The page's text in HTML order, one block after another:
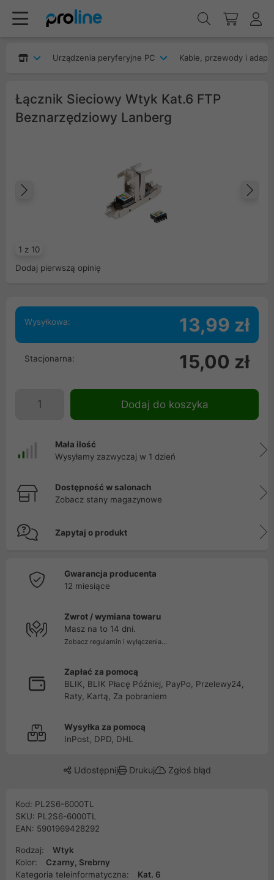
Urządzenia peryferyjne PC Kable, przewody i
Łącznik Sieciowy Wtyk Kat.6 FTP
Beznarzędziowy Lanberg
1 z 10
Poprzedni
Dodaj pierwszą opinię
Wysyłkowa: 13,99 zł
Stacjonarna: 15,00 zł
Dodaj do koszyka
Mała ilość
Wysyłamy zazwyczaj w 1 dzień
Dostępność w salonach
Zobacz stany magazynowe
Zapytaj o produkt
Gwarancja producenta
12 miesiące
Zwrot / wymiana towaru
Masz na to 14 dni.
Zobacz regulamin i wyłączenia...
Zapłać za pomocą
BLIK, BLIK Płacę Później, PayPo, Przelewy24,
Raty, Kartą, Za pobraniem
Wysyłka za pomocą
InPost, DPD, DHL
Udostępnij Drukuj Zgłoś błąd
Kod: PL2S6-6000TL
SKU: PL2S6-6000TL
EAN: 5901969428292
Rodzaj:
Wtyk
Kolor:
Czarny, Srebrny
Kategoria teleinformatyczna:
Kat. 6